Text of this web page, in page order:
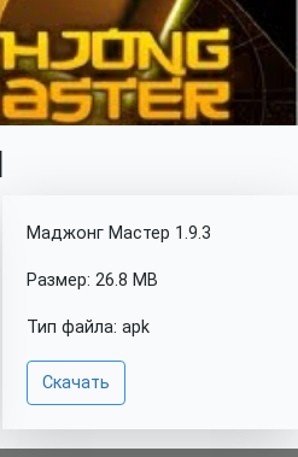
Маджонг Мастер 1.9.3
Размер: 26.8 MB
Тип файла: apk
Скачать